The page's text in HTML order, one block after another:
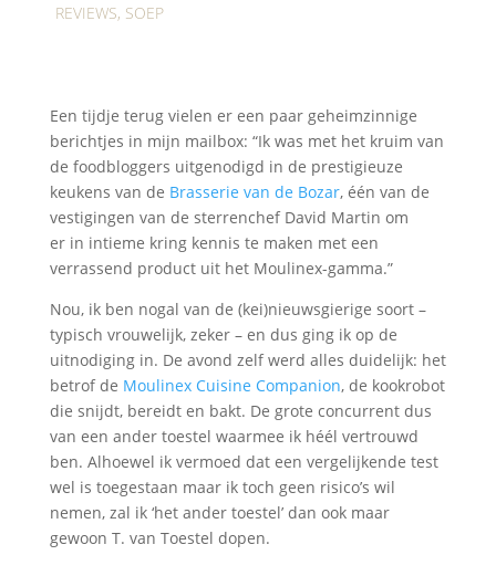
REVIEWS, SOEP
Een tijdje terug vielen er een paar geheimzinnige
berichtjes in mijn mailbox: “Ik was met het kruim van
de foodbloggers uitgenodigd in de prestigieuze
keukens van de Brasserie van de Bozar, één van de
vestigingen van de sterrenchef David Martin om
er in intieme kring kennis te maken met een
verrassend product uit het Moulinex-gamma.”
Nou, ik ben nogal van de (kei)nieuwsgierige soort –
typisch vrouwelijk, zeker – en dus ging ik op de
uitnodiging in. De avond zelf werd alles duidelijk: het
betrof de Moulinex Cuisine Companion, de kookrobot
die snijdt, bereidt en bakt. De grote concurrent dus
van een ander toestel waarmee ik héél vertrouwd
ben. Alhoewel ik vermoed dat een vergelijkende test
wel is toegestaan maar ik toch geen risico’s wil
nemen, zal ik ‘het ander toestel’ dan ook maar
gewoon T. van Toestel dopen.